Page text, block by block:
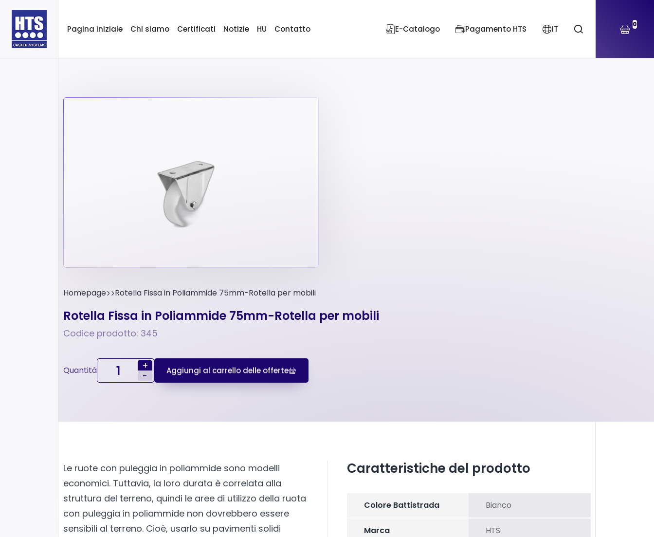
Pagina iniziale Chi siamo Certificati Notizie HU Contatto E-Catalogo Pagamento HTS IT 0
Homepage Rotella Fissa in Poliammide 75mm-Rotella per mobili
Rotella Fissa in Poliammide 75mm-Rotella per mobili
Codice prodotto: 345
Quantità
+
-
Aggiungi al carrello delle offerte
Le ruote con puleggia in poliammide sono modelli
economici. Tuttavia, la loro durata è correlata alla
struttura del terreno, quindi le aree di utilizzo della ruota
con puleggia in poliammide non dovrebbero essere
sensibili al terreno. Cioè, usarlo su pavimenti solidi
Caratteristiche del prodotto
Colore Battistrada Bianco
Marca HTS